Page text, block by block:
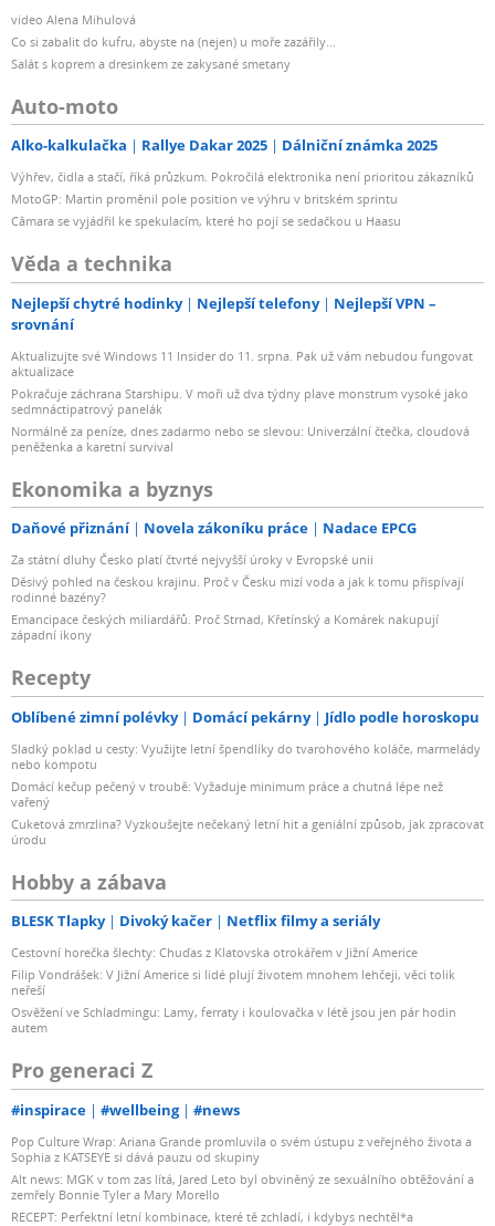
video Alena Mihulová
Co si zabalit do kufru, abyste na (nejen) u moře zazářily...
Salát s koprem a dresinkem ze zakysané smetany
Auto-moto
Alko-kalkulačka Rallye Dakar 2025 Dálniční známka 2025
Výhřev, čidla a stačí, říká průzkum. Pokročilá elektronika není prioritou zákazníků
MotoGP: Martin proměnil pole position ve výhru v britském sprintu
Câmara se vyjádřil ke spekulacím, které ho pojí se sedačkou u Haasu
Věda a technika
Nejlepší chytré hodinky Nejlepší telefony
Nejlepší VPN –
srovnání
Aktualizujte své Windows 11 Insider do 11. srpna. Pak už vám nebudou fungovat
aktualizace
Pokračuje záchrana Starshipu. V moři už dva týdny plave monstrum vysoké jako
sedmnáctipatrový panelák
Normálně za peníze, dnes zadarmo nebo se slevou: Univerzální čtečka, cloudová
peněženka a karetní survival
Ekonomika a byznys
Daňové přiznání Novela zákoníku práce Nadace EPCG
Za státní dluhy Česko platí čtvrté nejvyšší úroky v Evropské unii
Děsivý pohled na českou krajinu. Proč v Česku mizí voda a jak k tomu přispívají
rodinné bazény?
Emancipace českých miliardářů. Proč Strnad, Křetínský a Komárek nakupují
západní ikony
Recepty
Oblíbené zimní polévky Domácí pekárny Jídlo podle horoskopu
Sladký poklad u cesty: Využijte letní špendlíky do tvarohového koláče, marmelády
nebo kompotu
Domácí kečup pečený v troubě: Vyžaduje minimum práce a chutná lépe než
vařený
Cuketová zmrzlina? Vyzkoušejte nečekaný letní hit a geniální způsob, jak zpracovat
úrodu
Hobby a zábava
BLESK Tlapky Divoký kačer Netflix filmy a seriály
Cestovní horečka šlechty: Chuďas z Klatovska otrokářem v Jižní Americe
Filip Vondrášek: V Jižní Americe si lidé plují životem mnohem lehčeji, věci tolik
neřeší
Osvěžení ve Schladmingu: Lamy, ferraty i koulovačka v létě jsou jen pár hodin
autem
Pro generaci Z
#inspirace #wellbeing #news
Pop Culture Wrap: Ariana Grande promluvila o svém ústupu z veřejného života a
Sophia z KATSEYE si dává pauzu od skupiny
Alt news: MGK v tom zas lítá, Jared Leto byl obviněný ze sexuálního obtěžování a
zemřely Bonnie Tyler a Mary Morello
RECEPT: Perfektní letní kombinace, které tě zchladí, i kdybys nechtěl*a